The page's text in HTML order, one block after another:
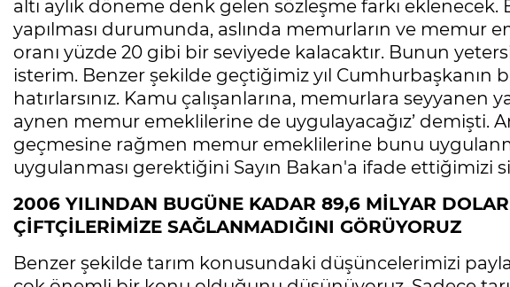
altı aylık döneme denk gelen sözleşme farkı eklenecek.
yapılması durumunda, aslında memurların ve memur
oranı yüzde 20 gibi bir seviyede kalacaktır. Bunun
isterim. Benzer şekilde geçtiğimiz yıl Cumhurbaşkanın
hatırlarsınız. Kamu çalışanlarına, memurlara seyyanen
aynen memur emeklilerine de uygulayacağız’ demişti.
geçmesine rağmen memur emeklilerine bunu
uygulanması gerektiğini Sayın Bakan'a ifade ettiğimizi
2006 YILINDAN BUGÜNE KADAR 89,6 MİLYAR
ÇİFTÇİLERİMİZE SAĞLANMADIĞINI GÖRÜYORUZ
Benzer şekilde tarım konusundaki düşüncelerimizi